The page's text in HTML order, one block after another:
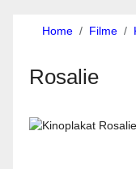
Home Filme
Rosalie